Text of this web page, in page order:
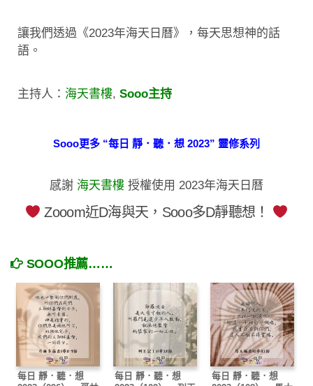
讓我們透過《2023年海天日曆》，每天思想神的話
語。
主持人： 海天書樓, Sooo主持
Sooo更多 “每日 靜．聽．想 2023” 靈修系列
感謝 海天書樓 授權使用 2023年海天日曆
Zooom近D海與天，Sooo多D靜聽想！
SOOO推薦……
每日 靜．聽．想
每日 靜．聽．想
每日 靜．聽．想